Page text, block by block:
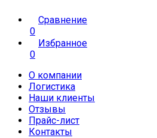
Сравнение
0
Избранное
0
О компании
Логистика
Наши клиенты
Отзывы
Прайс-лист
Контакты